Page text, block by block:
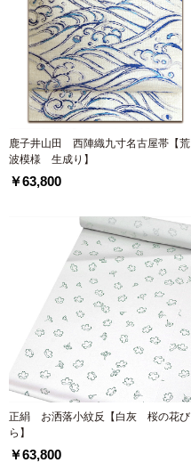
鹿子井山田 西陣織九寸名古屋帯【荒
波模様 生成り】
￥63,800
正絹 お洒落小紋反【白灰 桜の花び
ら】
￥63,800